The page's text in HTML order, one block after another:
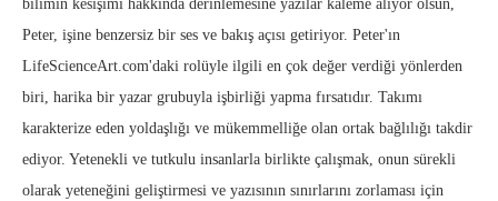
bilimin kesişimi hakkında derinlemesine yazılar kaleme alıyor olsun,
Peter, işine benzersiz bir ses ve bakış açısı getiriyor. Peter'ın
LifeScienceArt.com'daki rolüyle ilgili en çok değer verdiği yönlerden
biri, harika bir yazar grubuyla işbirliği yapma fırsatıdır. Takımı
karakterize eden yoldaşlığı ve mükemmelliğe olan ortak bağlılığı takdir
ediyor. Yetenekli ve tutkulu insanlarla birlikte çalışmak, onun sürekli
olarak yeteneğini geliştirmesi ve yazısının sınırlarını zorlaması için